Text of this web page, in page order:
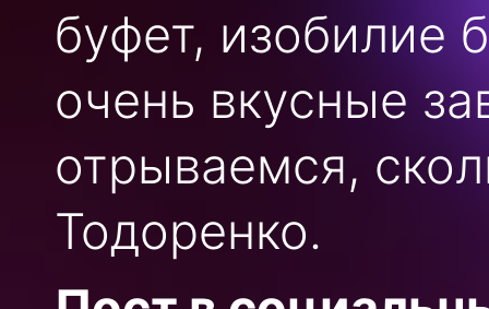
буфет, изобилие
очень вкусные
отрываемся,
Тодоренко.